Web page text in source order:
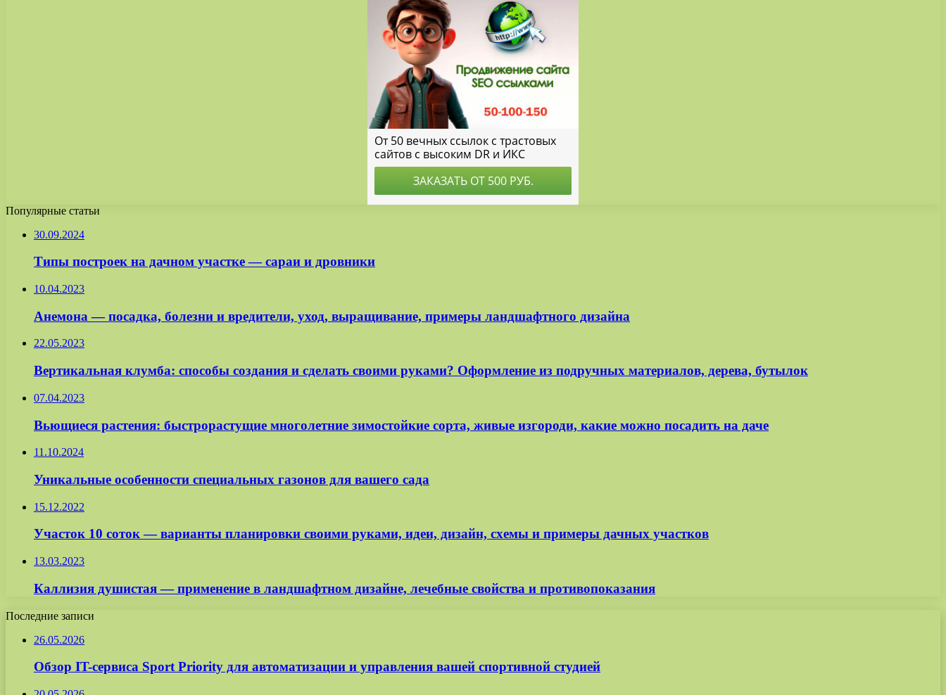
Популярные статьи
30.09.2024
Типы построек на дачном участке — сараи и дровники
10.04.2023
Анемона — посадка, болезни и вредители, уход, выращивание, примеры ландшафтного дизайна
22.05.2023
Вертикальная клумба: способы создания и сделать своими руками? Оформление из подручных материалов, дерева, бутылок
07.04.2023
Вьющиеся растения: быстрорастущие многолетние зимостойкие сорта, живые изгороди, какие можно посадить на даче
11.10.2024
Уникальные особенности специальных газонов для вашего сада
15.12.2022
Участок 10 соток — варианты планировки своими руками, идеи, дизайн, схемы и примеры дачных участков
13.03.2023
Каллизия душистая — применение в ландшафтном дизайне, лечебные свойства и противопоказания
Последние записи
26.05.2026
Обзор IT-сервиса Sport Priority для автоматизации и управления вашей спортивной студией